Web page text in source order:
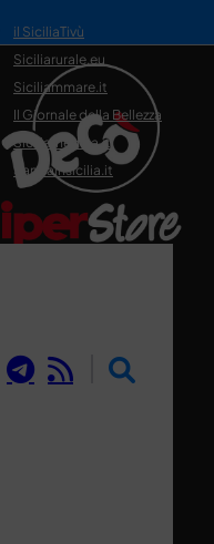
il SiciliaTivù
Siciliarurale.eu
Siciliammare.it
Il Giornale della Bellezza
Siciliamedica.it
Sanitainsicilia.it